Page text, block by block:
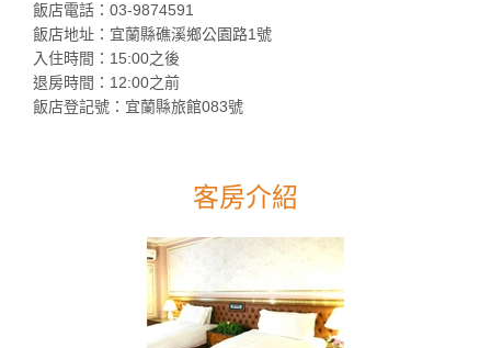
飯店電話：03-9874591
飯店地址：宜蘭縣礁溪鄉公園路1號
入住時間：15:00之後
退房時間：12:00之前
飯店登記號：宜蘭縣旅館083號
客房介紹